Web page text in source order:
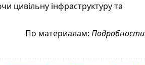
цивільну інфраструктуру та
По материалам: Подробности